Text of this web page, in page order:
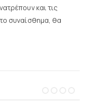
και τις
συναίσθημα, θα